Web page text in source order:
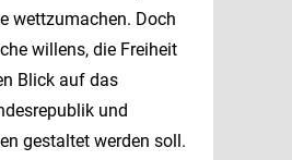
wettzumachen. Doch
willens, die Freiheit
Blick auf das
und
gestaltet werden soll.